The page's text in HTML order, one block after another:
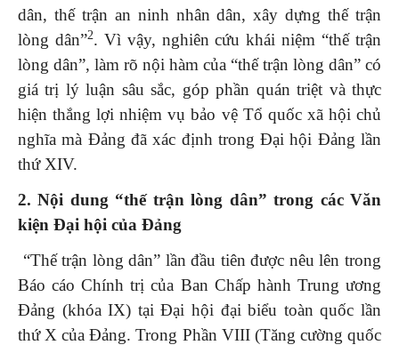
dân, thế trận an ninh nhân dân, xây dựng thế trận
lòng dân”2. Vì vậy, nghiên cứu khái niệm “thế trận
lòng dân”, làm rõ nội hàm của “thế trận lòng dân” có
giá trị lý luận sâu sắc, góp phần quán triệt và thực
hiện thắng lợi nhiệm vụ bảo vệ Tổ quốc xã hội chủ
nghĩa mà Đảng đã xác định trong Đại hội Đảng lần
thứ XIV.
2. Nội dung “thế trận lòng dân” trong các Văn
kiện Đại hội của Đảng
“Thế trận lòng dân” lần đầu tiên được nêu lên trong
Báo cáo Chính trị của Ban Chấp hành Trung ương
Đảng (khóa IX) tại Đại hội đại biểu toàn quốc lần
thứ X của Đảng. Trong Phần VIII (Tăng cường quốc